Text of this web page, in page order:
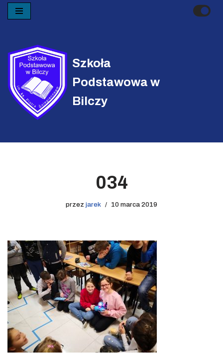
treści
Szkoła
Podstawowa w
Bilczy
034
przez jarek 10 marca 2019